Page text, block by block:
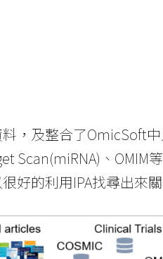
，及整合了OmicSoft
Scan(miRNA)、OMIM
好的利用IPA找尋出來